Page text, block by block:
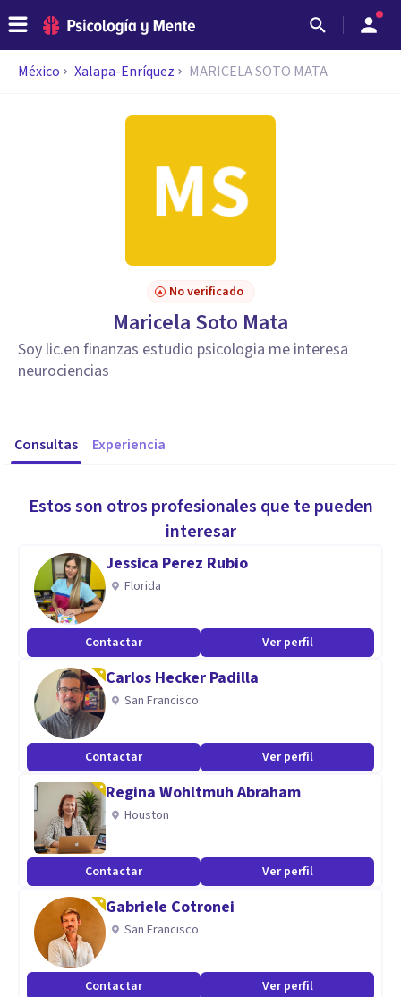
México Xalapa-Enríquez MARICELA SOTO MATA
No verificado
Maricela Soto Mata
Soy lic.en finanzas estudio psicologia me interesa
neurociencias
Consultas Experiencia
Estos son otros profesionales que te pueden
interesar
Jessica Perez Rubio
Florida
Contactar Ver perfil
Carlos Hecker Padilla
San Francisco
Contactar Ver perfil
Regina Wohltmuh Abraham
Houston
Contactar Ver perfil
Gabriele Cotronei
San Francisco
Contactar Ver perfil